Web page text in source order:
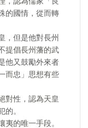
的國情，從而轉
，但是他對長州
提倡長州藩的武
他又鼓勵外來者
而忠」思想有些
對性，認為天皇
。
的唯一手段。